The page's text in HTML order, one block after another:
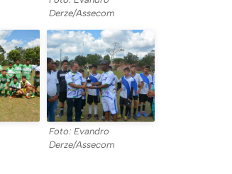
Derze/Assecom
Foto: Evandro
Derze/Assecom